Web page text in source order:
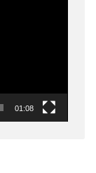
01:08